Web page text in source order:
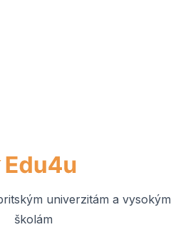
univerzitám a vysokým
školám